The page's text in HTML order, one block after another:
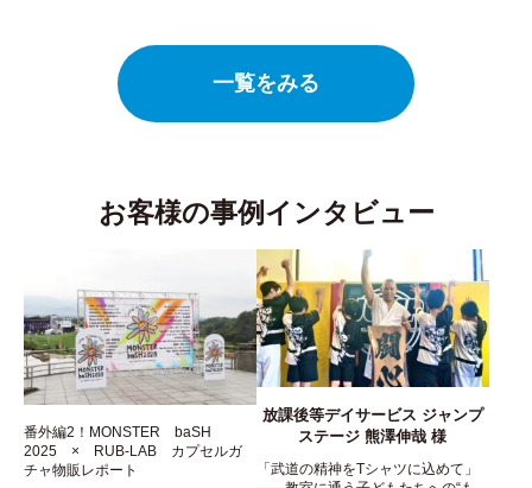
一覧をみる
お客様の事例インタビュー
番外編2！MONSTER baSH
2025 × RUB-LAB カプセルガ
チャ物販レポート
放課後等デイサービス ジャンプ
ステージ 熊澤伸哉 様
「武道の精神をTシャツに込めて」